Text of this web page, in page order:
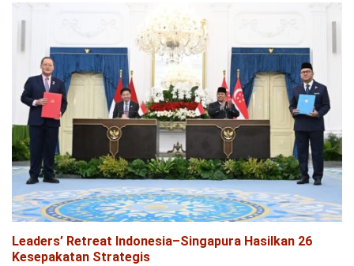
Leaders’ Retreat Indonesia–Singapura Hasilkan 26
Kesepakatan Strategis